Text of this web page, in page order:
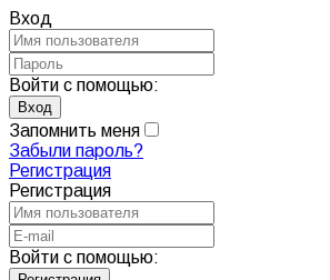
Вход
Войти с помощью:
Запомнить меня
Забыли пароль?
Регистрация
Регистрация
Войти с помощью: